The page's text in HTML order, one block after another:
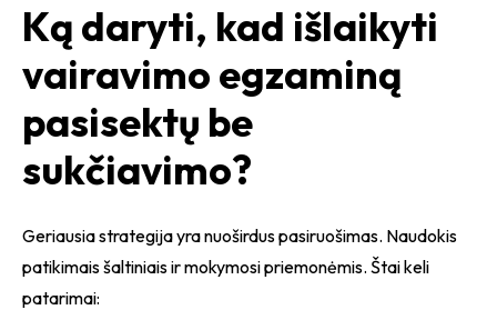
Ką daryti, kad išlaikyti
vairavimo egzaminą
pasisektų be
sukčiavimo?
Geriausia strategija yra nuoširdus pasiruošimas. Naudokis
patikimais šaltiniais ir mokymosi priemonėmis. Štai keli
patarimai: